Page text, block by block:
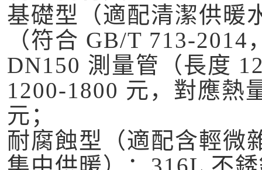
基礎型（適配清潔供暖
（符合 GB/T 713-
DN150 測量管（長度
1200-1800 元，對應熱
元；
耐腐蝕型（適配含輕微